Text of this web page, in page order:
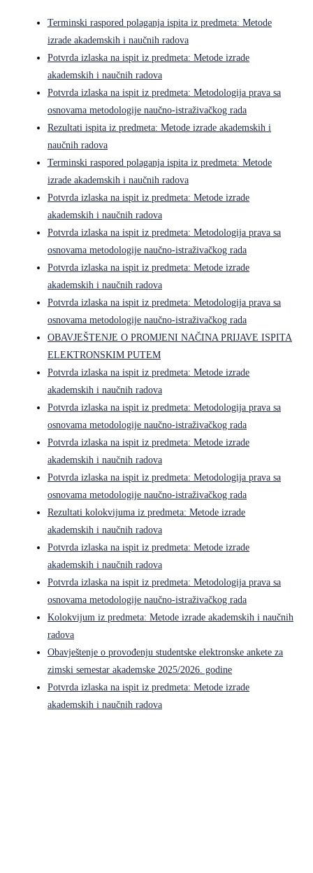
Terminski raspored polaganja ispita iz predmeta: Metode
izrade akademskih i naučnih radova
Potvrda izlaska na ispit iz predmeta: Metode izrade
akademskih i naučnih radova
Potvrda izlaska na ispit iz predmeta: Metodologija prava sa
osnovama metodologije naučno-istraživačkog rada
Rezultati ispita iz predmeta: Metode izrade akademskih i
naučnih radova
Terminski raspored polaganja ispita iz predmeta: Metode
izrade akademskih i naučnih radova
Potvrda izlaska na ispit iz predmeta: Metode izrade
akademskih i naučnih radova
Potvrda izlaska na ispit iz predmeta: Metodologija prava sa
osnovama metodologije naučno-istraživačkog rada
Potvrda izlaska na ispit iz predmeta: Metode izrade
akademskih i naučnih radova
Potvrda izlaska na ispit iz predmeta: Metodologija prava sa
osnovama metodologije naučno-istraživačkog rada
OBAVJEŠTENJE O PROMJENI NAČINA PRIJAVE ISPITA
ELEKTRONSKIM PUTEM
Potvrda izlaska na ispit iz predmeta: Metode izrade
akademskih i naučnih radova
Potvrda izlaska na ispit iz predmeta: Metodologija prava sa
osnovama metodologije naučno-istraživačkog rada
Potvrda izlaska na ispit iz predmeta: Metode izrade
akademskih i naučnih radova
Potvrda izlaska na ispit iz predmeta: Metodologija prava sa
osnovama metodologije naučno-istraživačkog rada
Rezultati kolokvijuma iz predmeta: Metode izrade
akademskih i naučnih radova
Potvrda izlaska na ispit iz predmeta: Metode izrade
akademskih i naučnih radova
Potvrda izlaska na ispit iz predmeta: Metodologija prava sa
osnovama metodologije naučno-istraživačkog rada
Kolokvijum iz predmeta: Metode izrade akademskih i naučnih
radova
Obavještenje o provođenju studentske elektronske ankete za
zimski semestar akademske 2025/2026. godine
Potvrda izlaska na ispit iz predmeta: Metode izrade
akademskih i naučnih radova